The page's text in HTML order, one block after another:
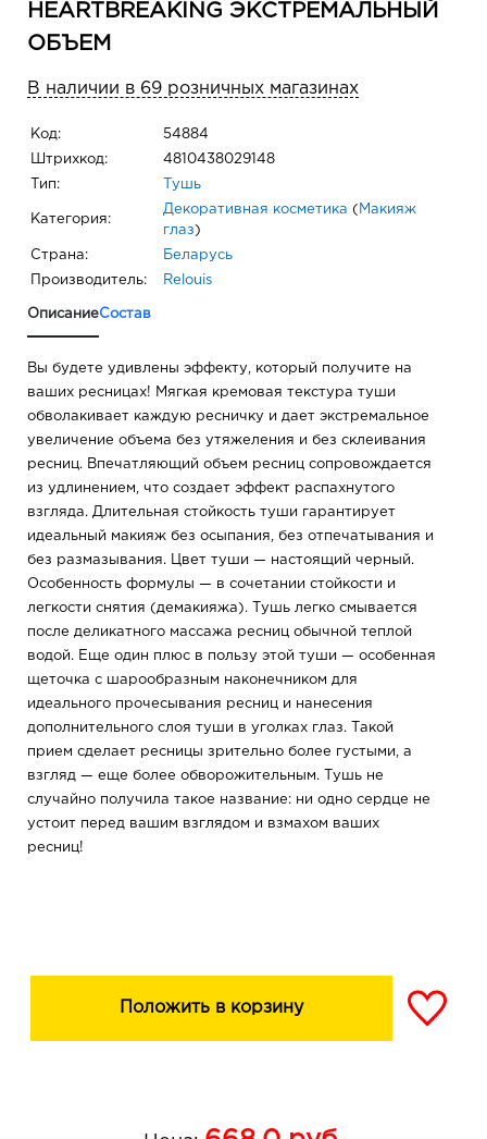
HEARTBREAKING ЭКСТРЕМАЛЬНЫЙ
ОБЪЕМ
В наличии в 69 розничных магазинах
Код: 54884
Штрихкод: 4810438029148
Тип: Тушь
Категория:
Декоративная косметика ( Макияж
глаз )
Страна: Беларусь
Производитель: Relouis
ОписаниеСостав
Вы будете удивлены эффекту, который получите на
ваших ресницах! Мягкая кремовая текстура туши
обволакивает каждую ресничку и дает экстремальное
увеличение объема без утяжеления и без склеивания
ресниц. Впечатляющий объем ресниц сопровождается
из удлинением, что создает эффект распахнутого
взгляда. Длительная стойкость туши гарантирует
идеальный макияж без осыпания, без отпечатывания и
без размазывания. Цвет туши — настоящий черный.
Особенность формулы — в сочетании стойкости и
легкости снятия (демакияжа). Тушь легко смывается
после деликатного массажа ресниц обычной теплой
водой. Еще один плюс в пользу этой туши — особенная
щеточка с шарообразным наконечником для
идеального прочесывания ресниц и нанесения
дополнительного слоя туши в уголках глаз. Такой
прием сделает ресницы зрительно более густыми, а
взгляд — еще более обворожительным. Тушь не
случайно получила такое название: ни одно сердце не
устоит перед вашим взглядом и взмахом ваших
ресниц!
Положить в корзину